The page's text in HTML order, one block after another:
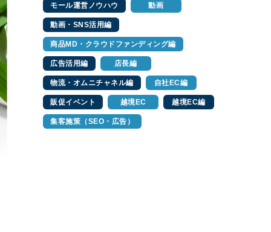
モール運営ノウハウ 動画
動画・SNS活用編
商品MD・クラウドファンディング編
広告活用編 店長編
物流・オムニチャネル編 自社EC編
販促イベント 越境EC 越境EC編
集客施策（SEO・広告）